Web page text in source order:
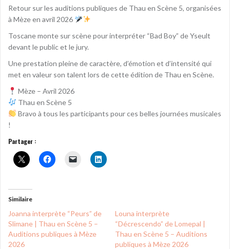
Retour sur les auditions publiques de Thau en Scène 5, organisées
à Mèze en avril 2026
Toscane monte sur scène pour interpréter “Bad Boy” de Yseult
devant le public et le jury.
Une prestation pleine de caractère, d’émotion et d’intensité qui
met en valeur son talent lors de cette édition de Thau en Scène.
Mèze – Avril 2026
Thau en Scène 5
Bravo à tous les participants pour ces belles journées musicales
!
Partager :
Similaire
Joanna interprète “Peurs” de
Slimane | Thau en Scène 5 –
Auditions publiques à Mèze
2026
Louna interprète
“Décrescendo” de Lomepal |
Thau en Scène 5 – Auditions
publiques à Mèze 2026